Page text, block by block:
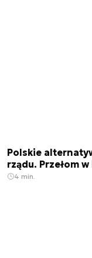
Polskie
rządu. Przełom
4 min.